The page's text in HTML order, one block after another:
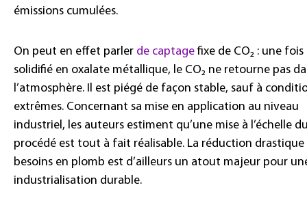
émissions cumulées.
On peut en effet parler de captagefixe de CO₂ : une fois
solidifié en oxalate métallique, le CO₂ ne retourne pas
l’atmosphère. Il est piégé de façon stable, sauf à
extrêmes. Concernant sa mise en application au niveau
industriel, les auteurs estiment qu’une mise à l’échelle
procédé est tout à fait réalisable. La réduction drastique
besoins en plomb est d’ailleurs un atout majeur pour
industrialisation durable.